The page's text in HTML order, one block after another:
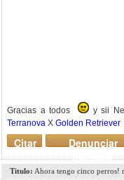
Gracias a todos
y sii
Terranova X Golden Retriever
Denunciar
mensaje
Citar
Titulo: Ahora tengo cinco perros!